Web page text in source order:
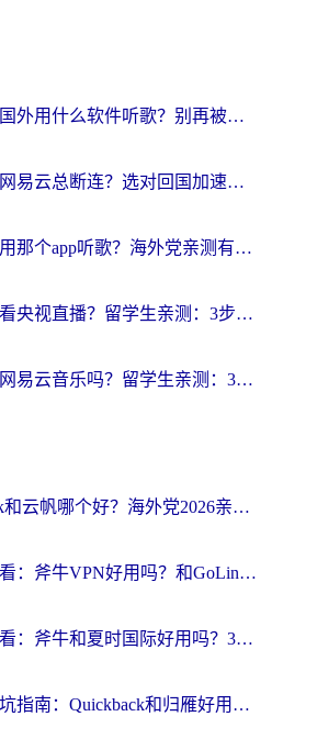
中国人在国外用什么软件听歌？别再被地域限制卡脖子，这篇教你轻松解锁国内音乐库
在海外听网易云总断连？选对回国加速器，告别地区限制和卡顿
国外可以用那个app听歌？海外党亲测有效的回国加速方案，轻松听国内音乐听书
海外怎么看央视直播？留学生亲测：3步解决版权限制+追剧自由
国外能用网易云音乐吗？留学生亲测：3步解决海外听歌难题
Quickback和云帆哪个好？海外党2026亲测指南：选对加速器大陆工具，无缝刷国内剧玩国服
海外党必看：斧牛VPN好用吗？和GoLinkVPN对比哪个回国效果更好？
海外党必看：斧牛和夏时国际好用吗？3步选对回国加速器，无缝刷国内资源
海外党踩坑指南：Quickback和归雁好用吗？选对加速器才能无缝刷国内资源